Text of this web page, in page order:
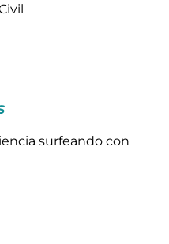
surfeando con